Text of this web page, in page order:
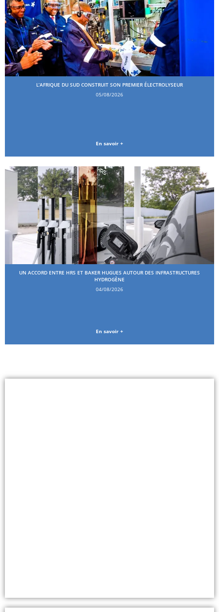
L’AFRIQUE DU SUD CONSTRUIT SON PREMIER ÉLECTROLYSEUR
05/08/2026
En savoir +
UN ACCORD ENTRE HRS ET BAKER HUGUES AUTOUR DES INFRASTRUCTURES
HYDROGÈNE
04/08/2026
En savoir +